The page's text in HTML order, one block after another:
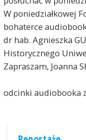
W poniedziałkowej
bohaterce
dr hab. Agnieszka
Historycznego
Zapraszam, Joanna
odcinki audiobooka